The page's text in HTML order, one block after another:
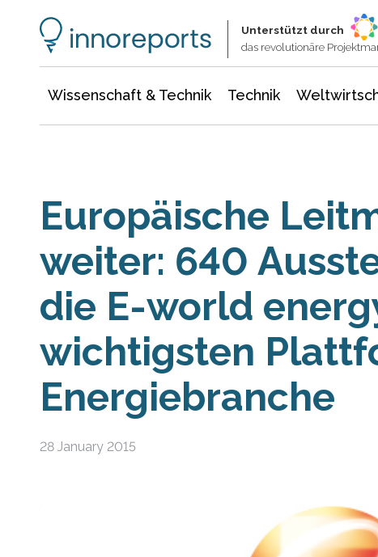
Unterstützt durch
das revolutionäre
Wissenschaft & Technik Technik
Europäische
weiter: 640
die E-world
wichtigsten
Energiebranche
28 January 2015